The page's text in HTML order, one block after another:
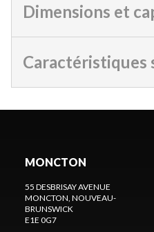
Dimensions et
Caractéristiques
MONCTON
55 DESBRISAY AVENUE
MONCTON , NOUVEAU-
BRUNSWICK
E1E 0G7